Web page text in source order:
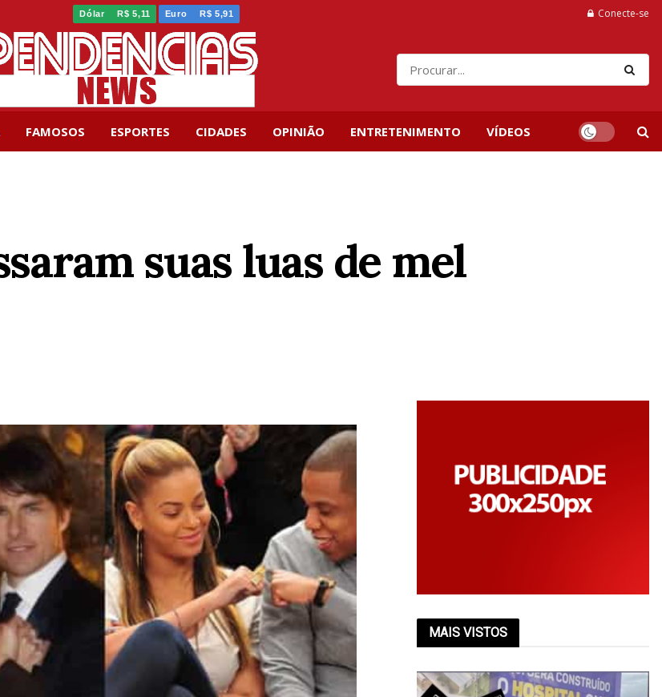
Dólar R$ 5,11 Euro R$ 5,91 Conecte-se
FAMOSOS ESPORTES CIDADES OPINIÃO ENTRETENIMENTO VÍDEOS
suas luas de mel
MAIS VISTOS